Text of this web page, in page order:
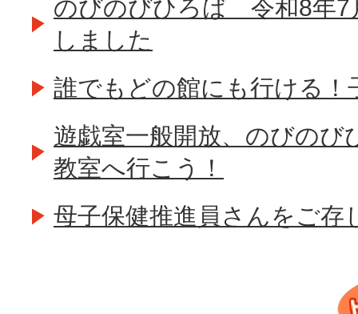
のびのびひろば 令和8年7
しました
誰でもどの館にも行ける！
遊戯室一般開放、のびのび
教室へ行こう！
母子保健推進員さんをご存